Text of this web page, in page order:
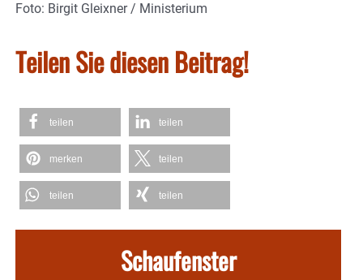
Foto: Birgit Gleixner / Ministerium
Teilen Sie diesen Beitrag!
teilen teilen
merken teilen
teilen teilen
Schaufenster